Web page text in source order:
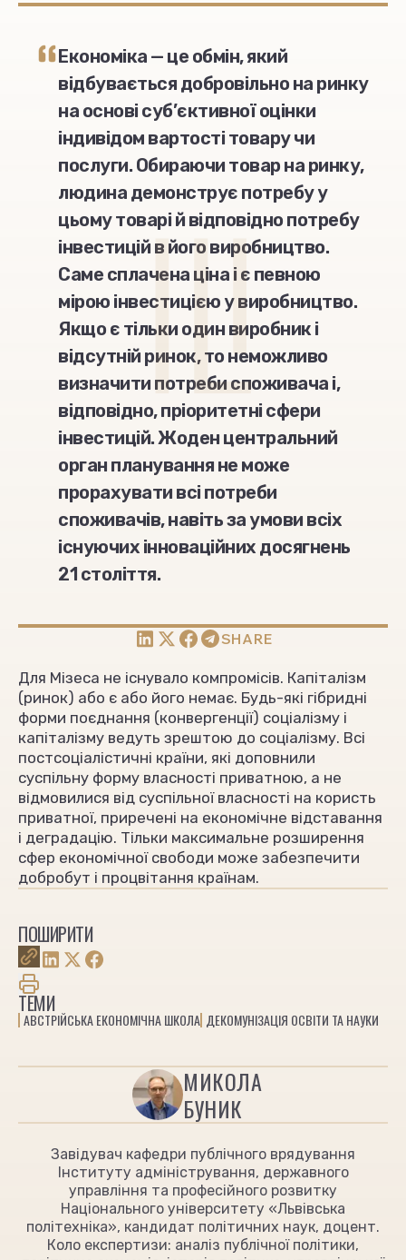
Економіка — це обмін, який
відбувається добровільно на ринку
на основі суб’єктивної оцінки
індивідом вартості товару чи
послуги. Обираючи товар на ринку,
людина демонструє потребу у
цьому товарі й відповідно потребу
інвестицій в його виробництво.
Саме сплачена ціна і є певною
мірою інвестицією у виробництво.
Якщо є тільки один виробник і
відсутній ринок, то неможливо
визначити потреби споживача і,
відповідно, пріоритетні сфери
інвестицій. Жоден центральний
орган планування не може
прорахувати всі потреби
споживачів, навіть за умови всіх
існуючих інноваційних досягнень
21 століття.
SHARE
Для Мізеса не існувало компромісів. Капіталізм
(ринок) або є або його немає. Будь-які гібридні
форми поєднання (конвергенції) соціалізму і
капіталізму ведуть зрештою до соціалізму. Всі
постсоціалістичні країни, які доповнили
суспільну форму власності приватною, а не
відмовилися від суспільної власності на користь
приватної, приречені на економічне відставання
і деградацію. Тільки максимальне розширення
сфер економічної свободи може забезпечити
добробут і процвітання країнам.
ПОШИРИТИ
ТЕМИ
АВСТРІЙСЬКА ЕКОНОМІЧНА ШКОЛА ДЕКОМУНІЗАЦІЯ ОСВІТИ ТА НАУКИ
МИКОЛА
БУНИК
Завідувач кафедри публічного врядування
Інституту адміністрування, державного
управління та професійного розвитку
Національного університету «Львівська
політехніка», кандидат політичних наук, доцент.
Коло експертизи: аналіз публічної політики,